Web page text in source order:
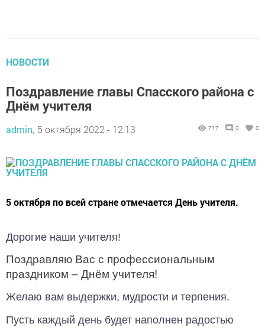
НОВОСТИ
Поздравление главы Спасского района с
Днём учителя
admin, 5 октября 2022 - 12:13 717 0 0
5 октября по всей стране отмечается День учителя.
Дорогие наши учителя!
Поздравляю Вас с профессиональным
праздником – Днём учителя!
Желаю вам выдержки, мудрости и терпения.
Пусть каждый день будет наполнен радостью